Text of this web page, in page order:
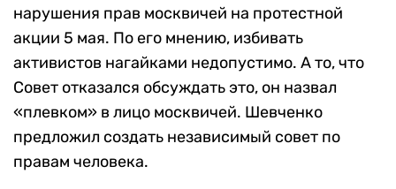
нарушения прав москвичей на протестной
акции 5 мая. По его мнению, избивать
активистов нагайками недопустимо. А то, что
Совет отказался обсуждать это, он назвал
«плевком» в лицо москвичей. Шевченко
предложил создать независимый совет по
правам человека.